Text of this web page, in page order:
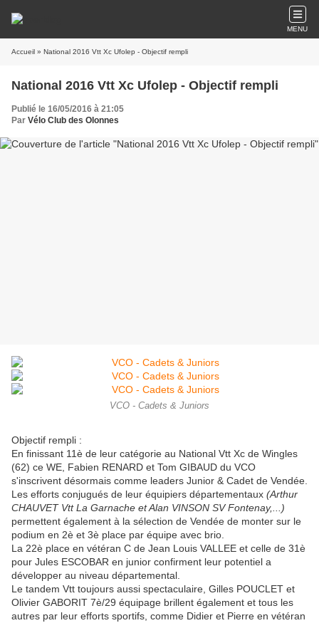
MENU
Accueil » National 2016 Vtt Xc Ufolep - Objectif rempli
National 2016 Vtt Xc Ufolep - Objectif rempli
Publié le 16/05/2016 à 21:05
Par Vélo Club des Olonnes
VCO - Cadets & Juniors
Objectif rempli :
En finissant 11è de leur catégorie au National Vtt Xc de Wingles
(62) ce WE, Fabien RENARD et Tom GIBAUD du VCO
s'inscrivent désormais comme leaders Junior & Cadet de Vendée.
Les efforts conjugués de leur équipiers départementaux (Arthur
CHAUVET Vtt La Garnache et Alan VINSON SV Fontenay,...)
permettent également à la sélection de Vendée de monter sur le
podium en 2è et 3è place par équipe avec brio.
La 22è place en vétéran C de Jean Louis VALLEE et celle de 31è
pour Jules ESCOBAR en junior confirment leur potentiel a
développer au niveau départemental.
Le tandem Vtt toujours aussi spectaculaire, Gilles POUCLET et
Olivier GABORIT 7è/29 équipage brillent également et tous les
autres par leur efforts sportifs, comme Didier et Pierre en vétéran